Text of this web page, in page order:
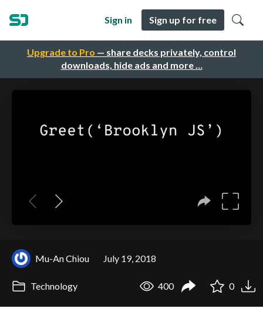
Upgrade to Pro — share decks privately, control
downloads, hide ads and more …
Sign in Sign up for free
Mu-An Chiou July 19, 2018
Technology 400 0